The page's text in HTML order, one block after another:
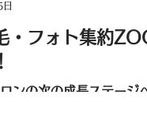
・フォト集約
ロンの次の成長ステー